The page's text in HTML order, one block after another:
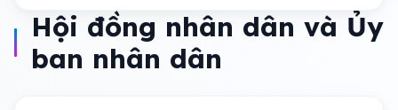
Hội đồng nhân dân và Ủy
ban nhân dân